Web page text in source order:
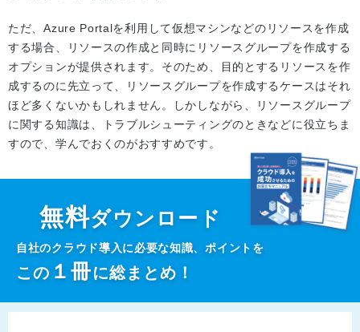
ただ、Azure Portalを利用して仮想マシンなどのリソースを作成
する場合、リソースの作成と同時にリソースグループを作成する
オプションが提供されます。そのため、目的とするリソースを作
成するのに先立って、リソースグループを作成するケースはそれ
ほど多くないかもしれません。しかしながら、リソースグループ
に関する知識は、トラブルシューティングのときなどに役立ちま
すので、学んでおくのがおすすめです。
無料ダウンロード
自社のクラウド導入に必要な知識、ポイントを
この １冊に総まとめ！